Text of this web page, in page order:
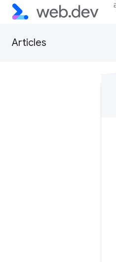
Articles